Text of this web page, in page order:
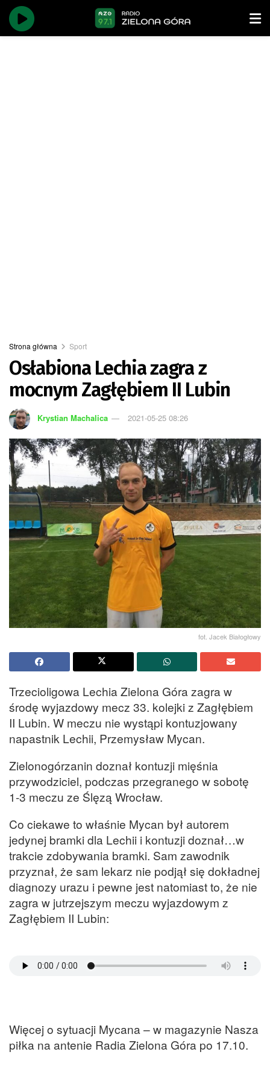
Strona główna Sport
Osłabiona Lechia zagra z
mocnym Zagłębiem II Lubin
Krystian Machalica 2021-05-25 08:26
fot. Jacek Białogłowy
Trzecioligowa Lechia Zielona Góra zagra w
środę wyjazdowy mecz 33. kolejki z Zagłębiem
II Lubin. W meczu nie wystąpi kontuzjowany
napastnik Lechii, Przemysław Mycan.
Zielonogórzanin doznał kontuzji mięśnia
przywodziciel, podczas przegranego w sobotę
1-3 meczu ze Ślęzą Wrocław.
Co ciekawe to właśnie Mycan był autorem
jedynej bramki dla Lechii i kontuzji doznał…w
trakcie zdobywania bramki. Sam zawodnik
przyznał, że sam lekarz nie podjął się dokładnej
diagnozy urazu i pewne jest natomiast to, że nie
zagra w jutrzejszym meczu wyjazdowym z
Zagłębiem II Lubin:
Więcej o sytuacji Mycana – w magazynie Nasza
piłka na antenie Radia Zielona Góra po 17.10.